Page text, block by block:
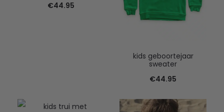
€44.95
kids geboortejaar
sweater
€44.95